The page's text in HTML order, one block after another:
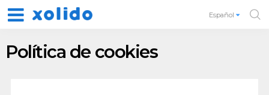
Español
Política de cookies